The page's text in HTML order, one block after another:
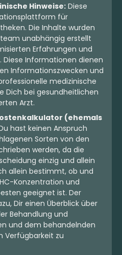
Hinweise:Diese
für
Die Inhalte wurden
unabhängig erstellt
Erfahrungen und
Diese Informationen dienen
Informationszwecken und
medizinische
Dich bei gesundheitlichen
Arzt.
(ehemals
hast keinen Anspruch
Sorten von den
werden, da die
einzig und allein
allein bestimmt, ob und
Konzentration und
geeignet ist. Der
Dir einen Überblick über
Behandlung und
und dem behandelnden
Verfügbarkeit zu